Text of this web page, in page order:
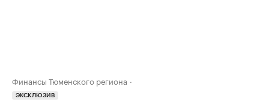
Финансы Тюменского региона
ЭКСКЛЮЗИВ